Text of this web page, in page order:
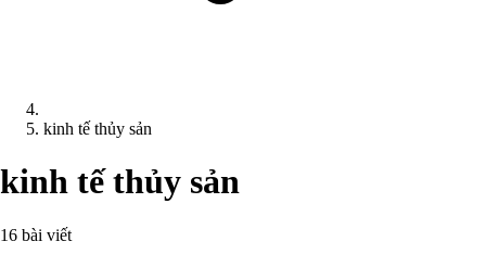
kinh tế thủy sản
kinh tế thủy sản
16 bài viết